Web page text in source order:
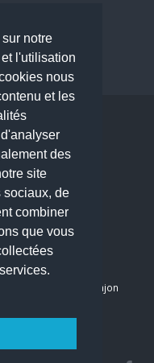
notre
l'utilisation
nous
et les
des
site
sociaux, de
combiner
que vous
maxillo-faciale à Arpajon